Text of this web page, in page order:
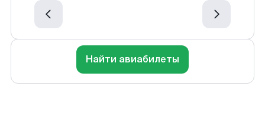
Найти авиабилеты